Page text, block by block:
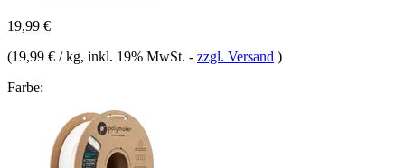
19,99 €
(19,99 € / kg, inkl. 19% MwSt. - zzgl. Versand )
Farbe: